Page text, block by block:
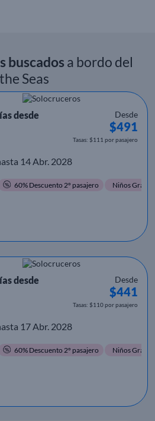
buscadosa bordo del
Seas
desde
Desde
$491
Tasas: $111 por pasajero
14 Abr. 2028
60% Descuento 2º pasajero Niños Gratis
desde
Desde
$441
Tasas: $110 por pasajero
17 Abr. 2028
60% Descuento 2º pasajero Niños Gratis